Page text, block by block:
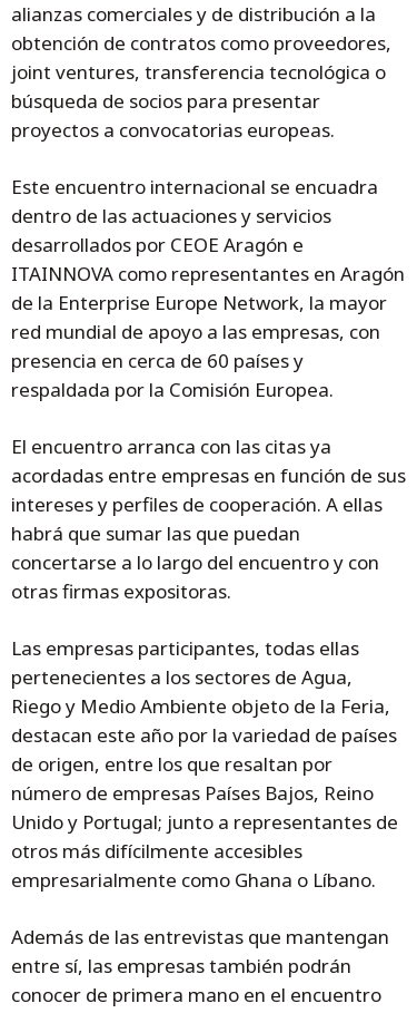
alianzas comerciales y de distribución a la
obtención de contratos como proveedores,
joint ventures, transferencia tecnológica o
búsqueda de socios para presentar
proyectos a convocatorias europeas.
Este encuentro internacional se encuadra
dentro de las actuaciones y servicios
desarrollados por CEOE Aragón e
ITAINNOVA como representantes en Aragón
de la Enterprise Europe Network, la mayor
red mundial de apoyo a las empresas, con
presencia en cerca de 60 países y
respaldada por la Comisión Europea.
El encuentro arranca con las citas ya
acordadas entre empresas en función de sus
intereses y perfiles de cooperación. A ellas
habrá que sumar las que puedan
concertarse a lo largo del encuentro y con
otras firmas expositoras.
Las empresas participantes, todas ellas
pertenecientes a los sectores de Agua,
Riego y Medio Ambiente objeto de la Feria,
destacan este año por la variedad de países
de origen, entre los que resaltan por
número de empresas Países Bajos, Reino
Unido y Portugal; junto a representantes de
otros más difícilmente accesibles
empresarialmente como Ghana o Líbano.
Además de las entrevistas que mantengan
entre sí, las empresas también podrán
conocer de primera mano en el encuentro